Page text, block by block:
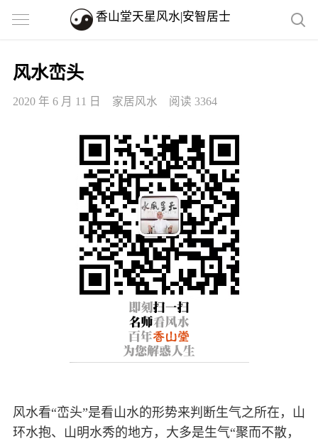
香山堂天星风水|安智居士
风水峦头
2020 年 6 月 11 日 家居风水 阅读 3364
风水看“峦头”是看山水的形势来判断生气之所在，山
环水抱、山明水秀的地方，大多是生气“聚而不散，